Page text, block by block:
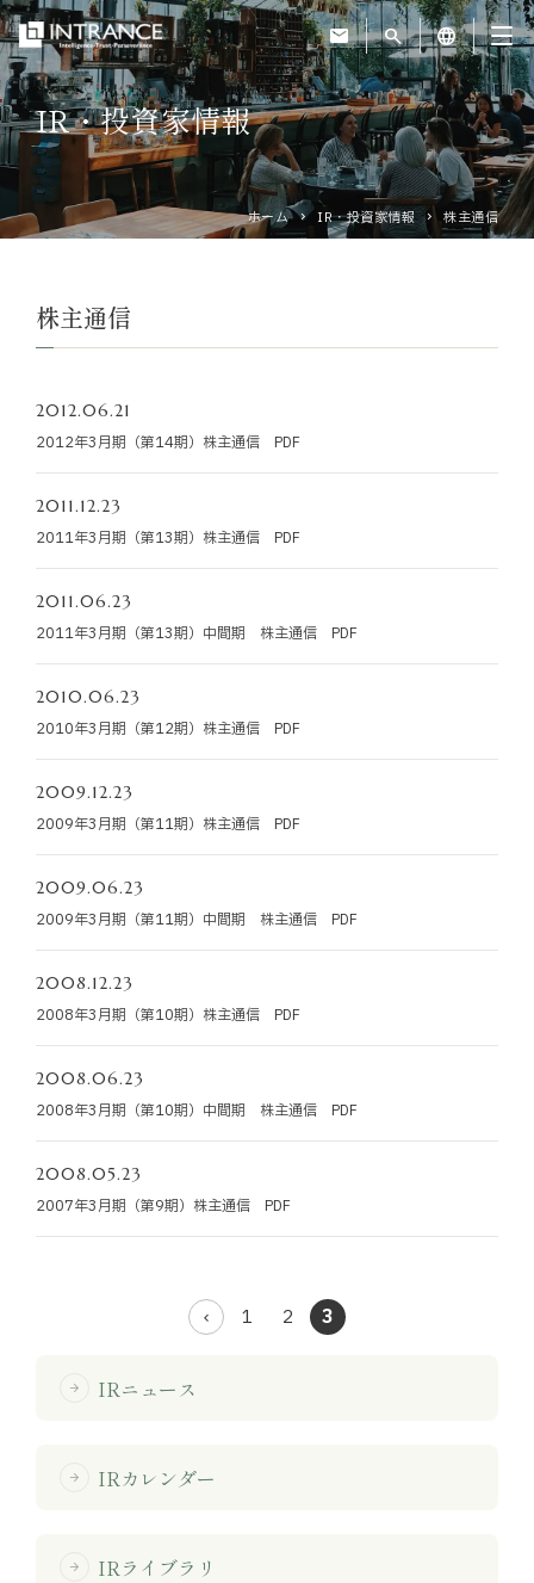
mail search language
トップ
企業情報
運営ホテル
IR・投資家情報
お役立ちコラム
採用情報
お問い合わせ
IR・投資家情報
ホーム IR・投資家情報 株主通信
株主通信
2012.06.21
2012年3月期（第14期）株主通信 PDF
2011.12.23
2011年3月期（第13期）株主通信 PDF
2011.06.23
2011年3月期（第13期）中間期 株主通信 PDF
2010.06.23
2010年3月期（第12期）株主通信 PDF
2009.12.23
2009年3月期（第11期）株主通信 PDF
2009.06.23
2009年3月期（第11期）中間期 株主通信 PDF
2008.12.23
2008年3月期（第10期）株主通信 PDF
2008.06.23
2008年3月期（第10期）中間期 株主通信 PDF
2008.05.23
2007年3月期（第9期）株主通信 PDF
1 2 3
arrow_forward IRニュース
arrow_forward IRカレンダー
arrow_forward IRライブラリ